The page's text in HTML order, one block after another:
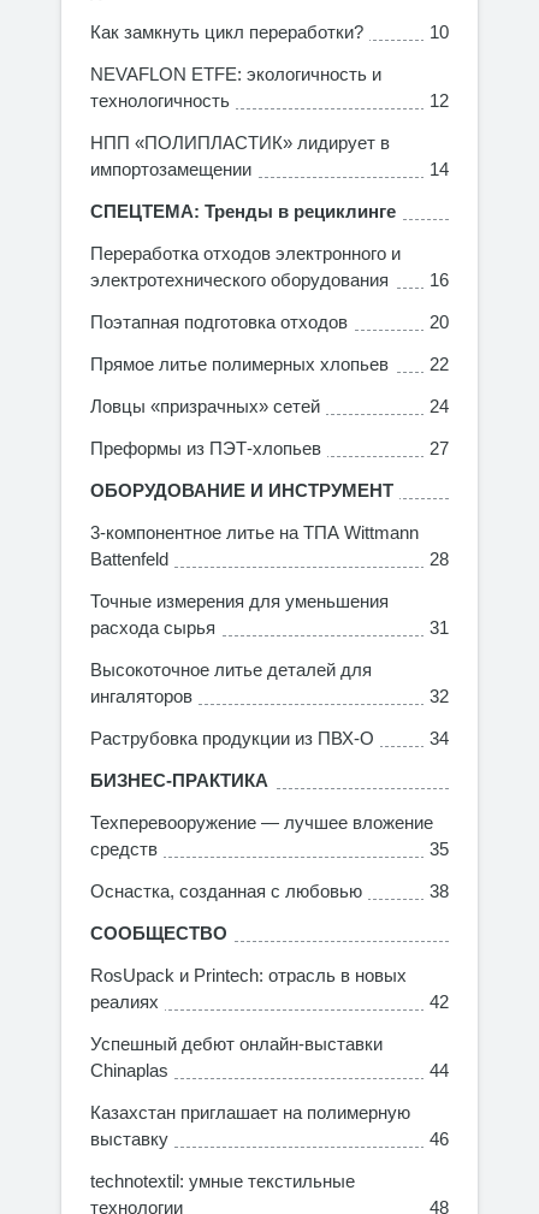
Как замкнуть цикл переработки? 10
NEVAFLON ETFE: экологичность и
технологичность
12
НПП «ПОЛИПЛАСТИК» лидирует в
импортозамещении
14
СПЕЦТЕМА: Тренды в рециклинге
Переработка отходов электронного и
электротехнического оборудования
16
Поэтапная подготовка отходов 20
Прямое литье полимерных хлопьев 22
Ловцы «призрачных» сетей 24
Преформы из ПЭТ-хлопьев 27
ОБОРУДОВАНИЕ И ИНСТРУМЕНТ
3-компонентное литье на ТПА Wittmann
Battenfeld
28
Точные измерения для уменьшения
расхода сырья
31
Высокоточное литье деталей для
ингаляторов
32
Раструбовка продукции из ПВХ-О 34
БИЗНЕС-ПРАКТИКА
Техперевооружение — лучшее вложение
средств
35
Оснастка, созданная с любовью 38
СООБЩЕСТВО
RosUpack и Printech: отрасль в новых
реалиях
42
Успешный дебют онлайн-выставки
Chinaplas
44
Казахстан приглашает на полимерную
выставку
46
technotextil: умные текстильные
технологии
48